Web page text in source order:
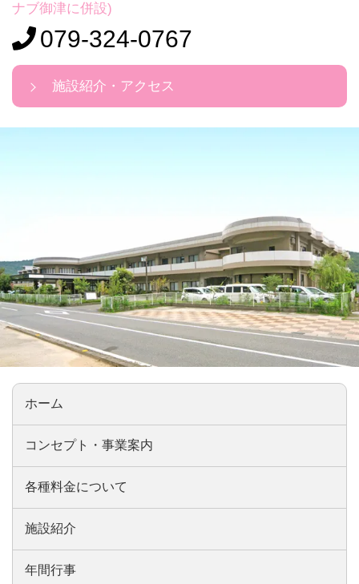
ナブ御津に併設)
079-324-0767
施設紹介・アクセス
ホーム
コンセプト・事業案内
各種料金について
施設紹介
年間行事